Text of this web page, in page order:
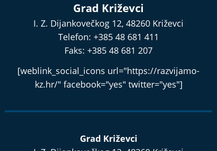
Grad Križevci
I. Z. Dijankovečkog 12, 48260 Križevci
Telefon: +385 48 681 411
Faks: +385 48 681 207
[weblink_social_icons url="https://razvijamo-
kz.hr/" facebook="yes" twitter="yes"]
Grad Križevci